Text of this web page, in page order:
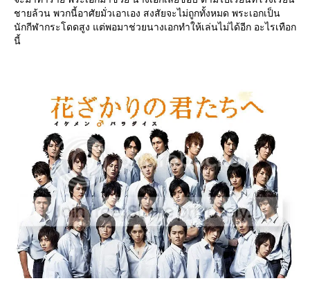
ชายล้วน พวกนี้อาศัยมั่วเอาเอง สงสัยจะไม่ถูกทั้งหมด พระเอกเป็น
นักกีฬากระโดดสูง แต่พอมาช่วยนางเอกทำให้เล่นไม่ได้อีก อะไรเทือก
นี้